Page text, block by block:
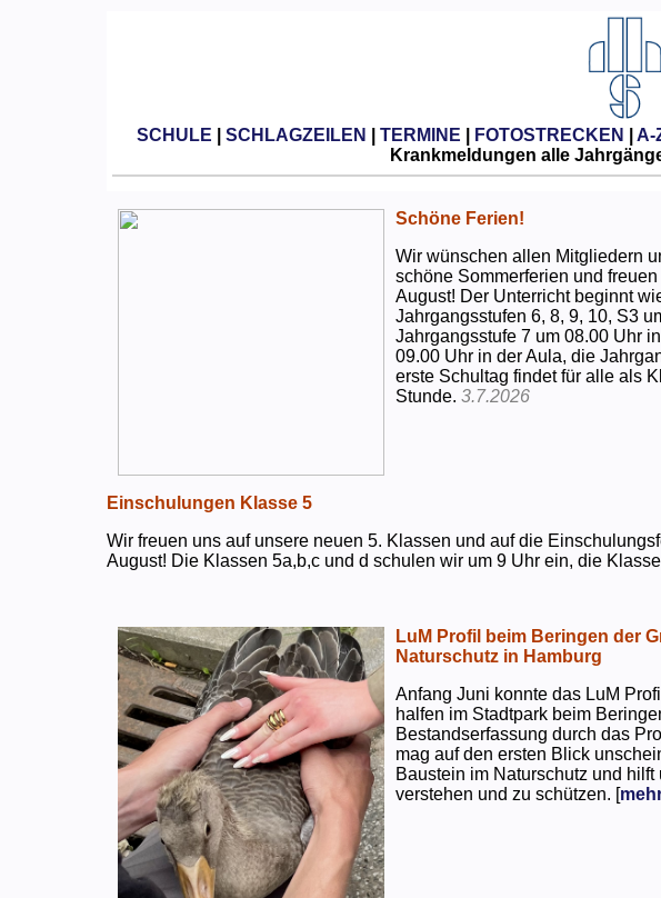
SCHULE SCHLAGZEILEN TERMINE FOTOSTRECKEN A-
Krankmeldungen alle
Schöne Ferien!
Wir wünschen allen Mitgliedern
schöne Sommerferien und
August! Der Unterricht beginnt
Jahrgangsstufen 6, 8, 9, 10, S3
Jahrgangsstufe 7 um 08.00 Uhr
09.00 Uhr in der Aula, die
erste Schultag findet für alle als
Stunde.3.7.2026
Einschulungen Klasse 5
Wir freuen uns auf unsere neuen 5. Klassen und auf die
August! Die Klassen 5a,b,c und d schulen wir um 9 Uhr ein, die
LuM Profil beim Beringen der
Naturschutz in Hamburg
Anfang Juni konnte das LuM
halfen im Stadtpark beim
Bestandserfassung durch das
mag auf den ersten Blick
Baustein im Naturschutz und
verstehen und zu schützen. [